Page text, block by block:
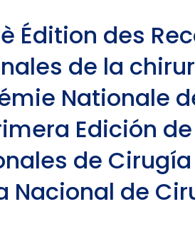
Édition des
de la
Nationale
Edición
de
Nacional de